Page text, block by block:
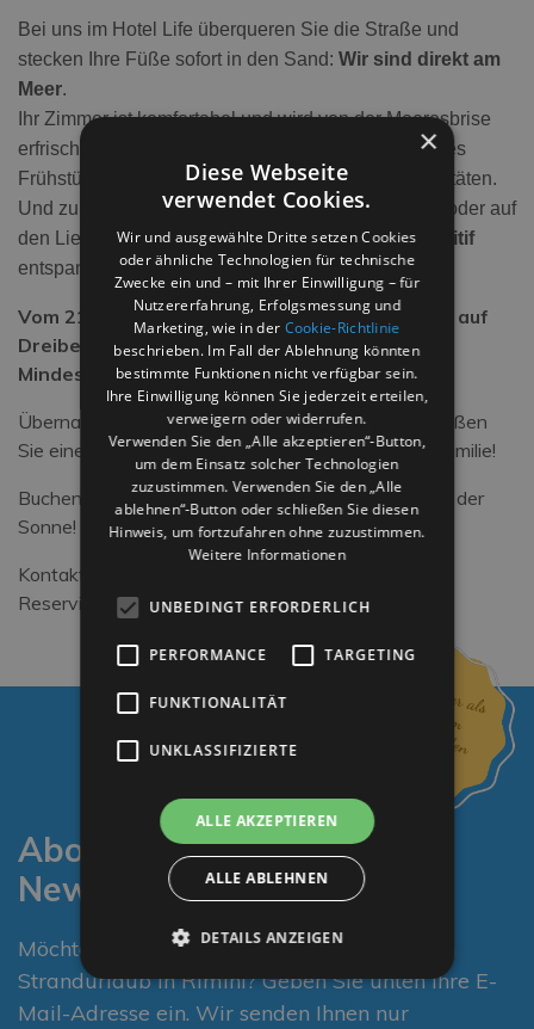
Bei uns im Hotel Life überqueren Sie die Straße und
stecken Ihre Füße sofort in den Sand: Wir sind direkt am
Meer.
Ihr Zimmer ist komfortabel und wird von der Meeresbrise
erfrischt, und jeden Tag überrascht Sie ein raffiniertes
Frühstücksbuffet mit süßen und herzhaften Spezialitäten.
Und zu jeder Zeit können Sie imPoolschwimmen oder auf
den Liegestühlen in der Umgebung bei einemAperitif
entspannen.
Vom 21.06. bis 30.06. erhalten Sie 10% Rabatt auf
Dreibett- und Vierbettzimmer bei einem
Mindestaufenthalt von 5 Nächten!
Übernachten Sie in einem Hotel am Meer und genießen
Sie einen unvergesslichen Urlaub mit der ganzen Familie!
Buchen Sie jetzt und sichern Sie sich Ihren Platz an der
Sonne!
Kontaktieren Sie uns für weitere Informationen und
Reservierungen!
Abonnieren Sie unseren
Newsletter
Möchten Sie die besten Vorschläge für Ihren
Strandurlaub in Rimini? Geben Sie unten Ihre E-
Mail-Adresse ein. Wir senden Ihnen nur
×
Diese Webseite
verwendet Cookies.
Wir und ausgewählte Dritte setzen Cookies
oder ähnliche Technologien für technische
Zwecke ein und – mit Ihrer Einwilligung – für
Nutzererfahrung, Erfolgsmessung und
Marketing, wie in der Cookie-Richtlinie
beschrieben. Im Fall der Ablehnung könnten
bestimmte Funktionen nicht verfügbar sein.
Ihre Einwilligung können Sie jederzeit erteilen,
verweigern oder widerrufen.
Verwenden Sie den „Alle akzeptieren“-Button,
um dem Einsatz solcher Technologien
zuzustimmen. Verwenden Sie den „Alle
ablehnen“-Button oder schließen Sie diesen
Hinweis, um fortzufahren ohne zuzustimmen.
Weitere Informationen
UNBEDINGT ERFORDERLICH
PERFORMANCE TARGETING
FUNKTIONALITÄT
UNKLASSIFIZIERTE
ALLE AKZEPTIEREN
ALLE ABLEHNEN
DETAILS ANZEIGEN